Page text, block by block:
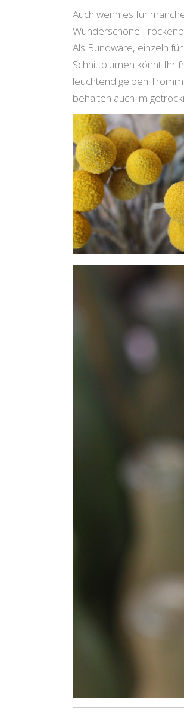
Auch wenn es für
Wunderschöne
Als Bundware, einzeln
Schnittblumen könnt Ihr
leuchtend gelben
behalten auch im